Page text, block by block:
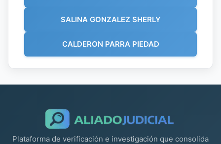
SALINA GONZALEZ SHERLY
CALDERON PARRA PIEDAD
Plataforma de verificación e investigación que consolida